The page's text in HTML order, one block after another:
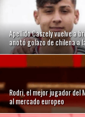
Apellido Caszely vuelve a
anotó golazo de chilena a
Rodri, el mejor jugador del
al mercado europeo